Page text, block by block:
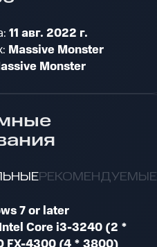
11 авг. 2022 г.
Massive Monster
Monster
РЕКОМЕНДУЕМЫЕ
7 or later
Core i3-3240 (2 *